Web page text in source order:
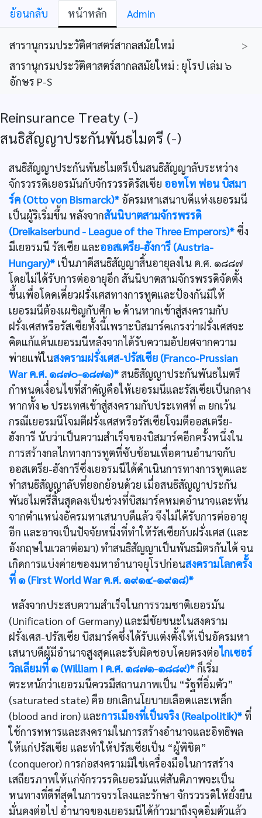
ย้อนกลับ หน้าหลัก Admin
สารานุกรมประวัติศาสตร์สากลสมัยใหม่
>
สารานุกรมประวัติศาสตร์สากลสมัยใหม่ : ยุโรป เล่ม ๖
อักษร P-S
Reinsurance Treaty (-)
สนธิสัญญาประกันพันธไมตรี (-)
สนธิสัญญาประกันพันธไมตรีเป็นสนธิสัญญาลับระหว่าง
จักรวรรดิเยอรมันกับจักรวรรดิรัสเซีย ออทโท ฟอน บิสมา
ร์ค (Otto von Bismarck)* อัครมหาเสนาบดีแห่งเยอรมนี
เป็นผู้ริเริ่มขึ้น หลังจากสันนิบาตสามจักรพรรดิ
(Dreikaiserbund - League of the Three Emperors)* ซึ่ง
มีเยอรมนี รัสเซีย และออสเตรีย-ฮังการี (Austria-
Hungary)* เป็นภาคีสนธิสัญญาสิ้นอายุลงใน ค.ศ. ๑๘๘๗
โดยไม่ได้รับการต่ออายุอีก สันนิบาตสามจักรพรรดิจัดตั้ง
ขึ้นเพื่อโดดเดี่ยวฝรั่งเศสทางการทูตและป้องกันมิให้
เยอรมนีต้องเผชิญกับศึก ๒ ด้านหากเข้าสู่สงครามกับ
ฝรั่งเศสหรือรัสเซียทั้งนี้เพราะบิสมาร์คเกรงว่าฝรั่งเศสจะ
คิดแก้แค้นเยอรมนีหลังจากได้รับความอัปยศจากความ
พ่ายแพ้ในสงครามฝรั่งเศส-ปรัสเซีย (Franco-Prussian
War ค.ศ. ๑๘๗๐-๑๘๗๑)*สนธิสัญญาประกันพันธไมตรี
กำหนดเงื่อนไขที่สำคัญคือให้เยอรมนีและรัสเซียเป็นกลาง
หากทั้ง ๒ ประเทศเข้าสู่สงครามกับประเทศที่ ๓ ยกเว้น
กรณีเยอรมนีโจมตีฝรั่งเศสหรือรัสเซียโจมตีออสเตรีย-
ฮังการี นับว่าเป็นความสำเร็จของบิสมาร์คอีกครั้งหนึ่งใน
การสร้างกลไกทางการทูตที่ซับช้อนเพื่อคานอำนาจกับ
ออสเตรีย-ฮังการีซึ่งเยอรมนีได้ดำเนินการทางการทูตและ
ทำสนธิสัญญาลับที่ยอกย้อนด้วย เมื่อสนธิสัญญาประกัน
พันธไมตรีสิ้นสุดลงเป็นช่วงที่บิสมาร์คหมดอำนาจและพ้น
จากตำแหน่งอัครมหาเสนาบดีแล้ว จึงไม่ได้รับการต่ออายุ
อีก และอาจเป็นปัจจัยหนึ่งที่ทำให้รัสเซียกับฝรั่งเศส (และ
อังกฤษในเวลาต่อมา) ทำสนธิสัญญาเป็นพันธมิตรกันได้ จน
เกิดการแบ่งค่ายของมหาอำนาจยุโรปก่อนสงครามโลกครั้ง
ที่ ๑ (First World War ค.ศ. ๑๙๑๔-๑๙๑๘)*
หลังจากประสบความสำเร็จในการรวมชาติเยอรมัน
(Unification of Germany) และมีชัยชนะในสงคราม
ฝรั่งเศส-ปรัสเซีย บิสมาร์คซึ่งได้รับแต่งตั้งให้เป็นอัครมหา
เสนาบดีผู้มีอำนาจสูงสุดและรับผิดชอบโดยตรงต่อไกเซอร์
วิลเลียมที่ ๑ (William I ค.ศ. ๑๘๗๑-๑๘๘๙)*ก็เริ่ม
ตระหนักว่าเยอรมนีควรมีสถานภาพเป็น “รัฐที่อิ่มตัว”
(saturated state) คือ ยกเลิกนโยบายเลือดและเหล็ก
(blood and iron) และการเมืองที่เป็นจริง (Realpolitik)* ที่
ใช้การทหารและสงครามในการสร้างอำนาจและอิทธิพล
ให้แก่ปรัสเซีย และทำให้ปรัสเซียเป็น “ผู้พิชิต”
(conqueror) การก่อสงครามมิใช่เครื่องมือในการสร้าง
เสถียรภาพให้แก่จักรวรรดิเยอรมันแต่สันติภาพจะเป็น
หนทางที่ดีที่สุดในการจรรโลงและรักษา จักรวรรดิให้ยั่งยืน
มั่นคงต่อไป อำนาจของเยอรมนีได้ก้าวมาถึงจุดอิ่มตัวแล้ว